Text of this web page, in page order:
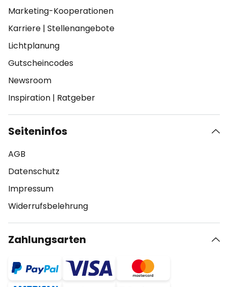
Marketing-Kooperationen
Karriere | Stellenangebote
Lichtplanung
Gutscheincodes
Newsroom
Inspiration | Ratgeber
Seiteninfos
AGB
Datenschutz
Impressum
Widerrufsbelehrung
Zahlungsarten